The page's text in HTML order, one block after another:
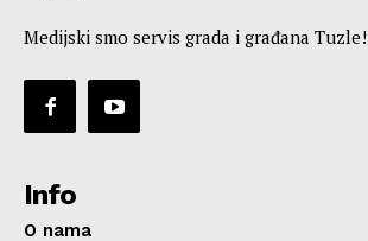
Medijski smo servis grada i građana Tuzle!
Info
O nama